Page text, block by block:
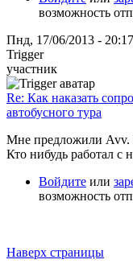
возможность
Пнд, 17/06/2013 - 20:17
Trigger
участник
Re: Как наказать
автобусного тура
Мне предложили Avv.
Кто нибудь работал с
Войдите или
возможность
Наверх страницы